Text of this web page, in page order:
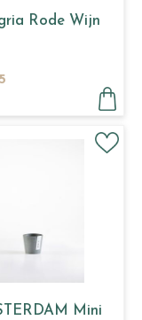
Rode Wijn
Mini